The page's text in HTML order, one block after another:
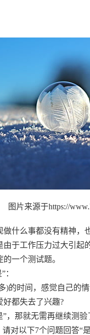
图片来源于https://
什么事都没有精神
于工作压力过大引
一个测试题。
：
的时间，感觉自己的情
都失去了兴趣?
，那就无需再继续测
对以下7个问题回答“